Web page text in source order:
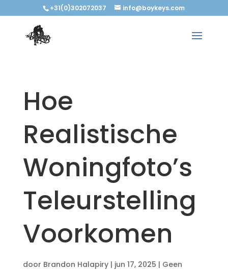
+31(0)302072037 info@boykeys.com
Hoe
Realistische
Woningfoto’s
Teleurstelling
Voorkomen
door Brandon Halapiry| jun 17, 2025 | Geen